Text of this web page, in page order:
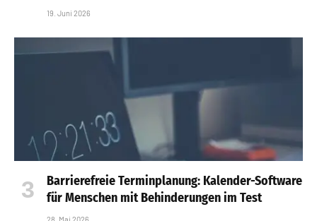
19. Juni 2026
Barrierefreie Terminplanung: Kalender-Software
für Menschen mit Behinderungen im Test
28. Mai 2026